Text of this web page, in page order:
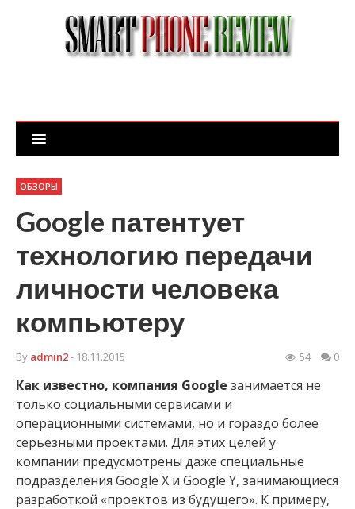
ОБЗОРЫ
Google патентует
технологию передачи
личности человека
компьютеру
By admin2- 18.11.2015 54 0
Как известно, компания Google занимается не
только социальными сервисами и
операционными системами, но и гораздо более
серьёзными проектами. Для этих целей у
компании предусмотрены даже специальные
подразделения Google X и Google Y, занимающиеся
разработкой «проектов из будущего». К примеру,